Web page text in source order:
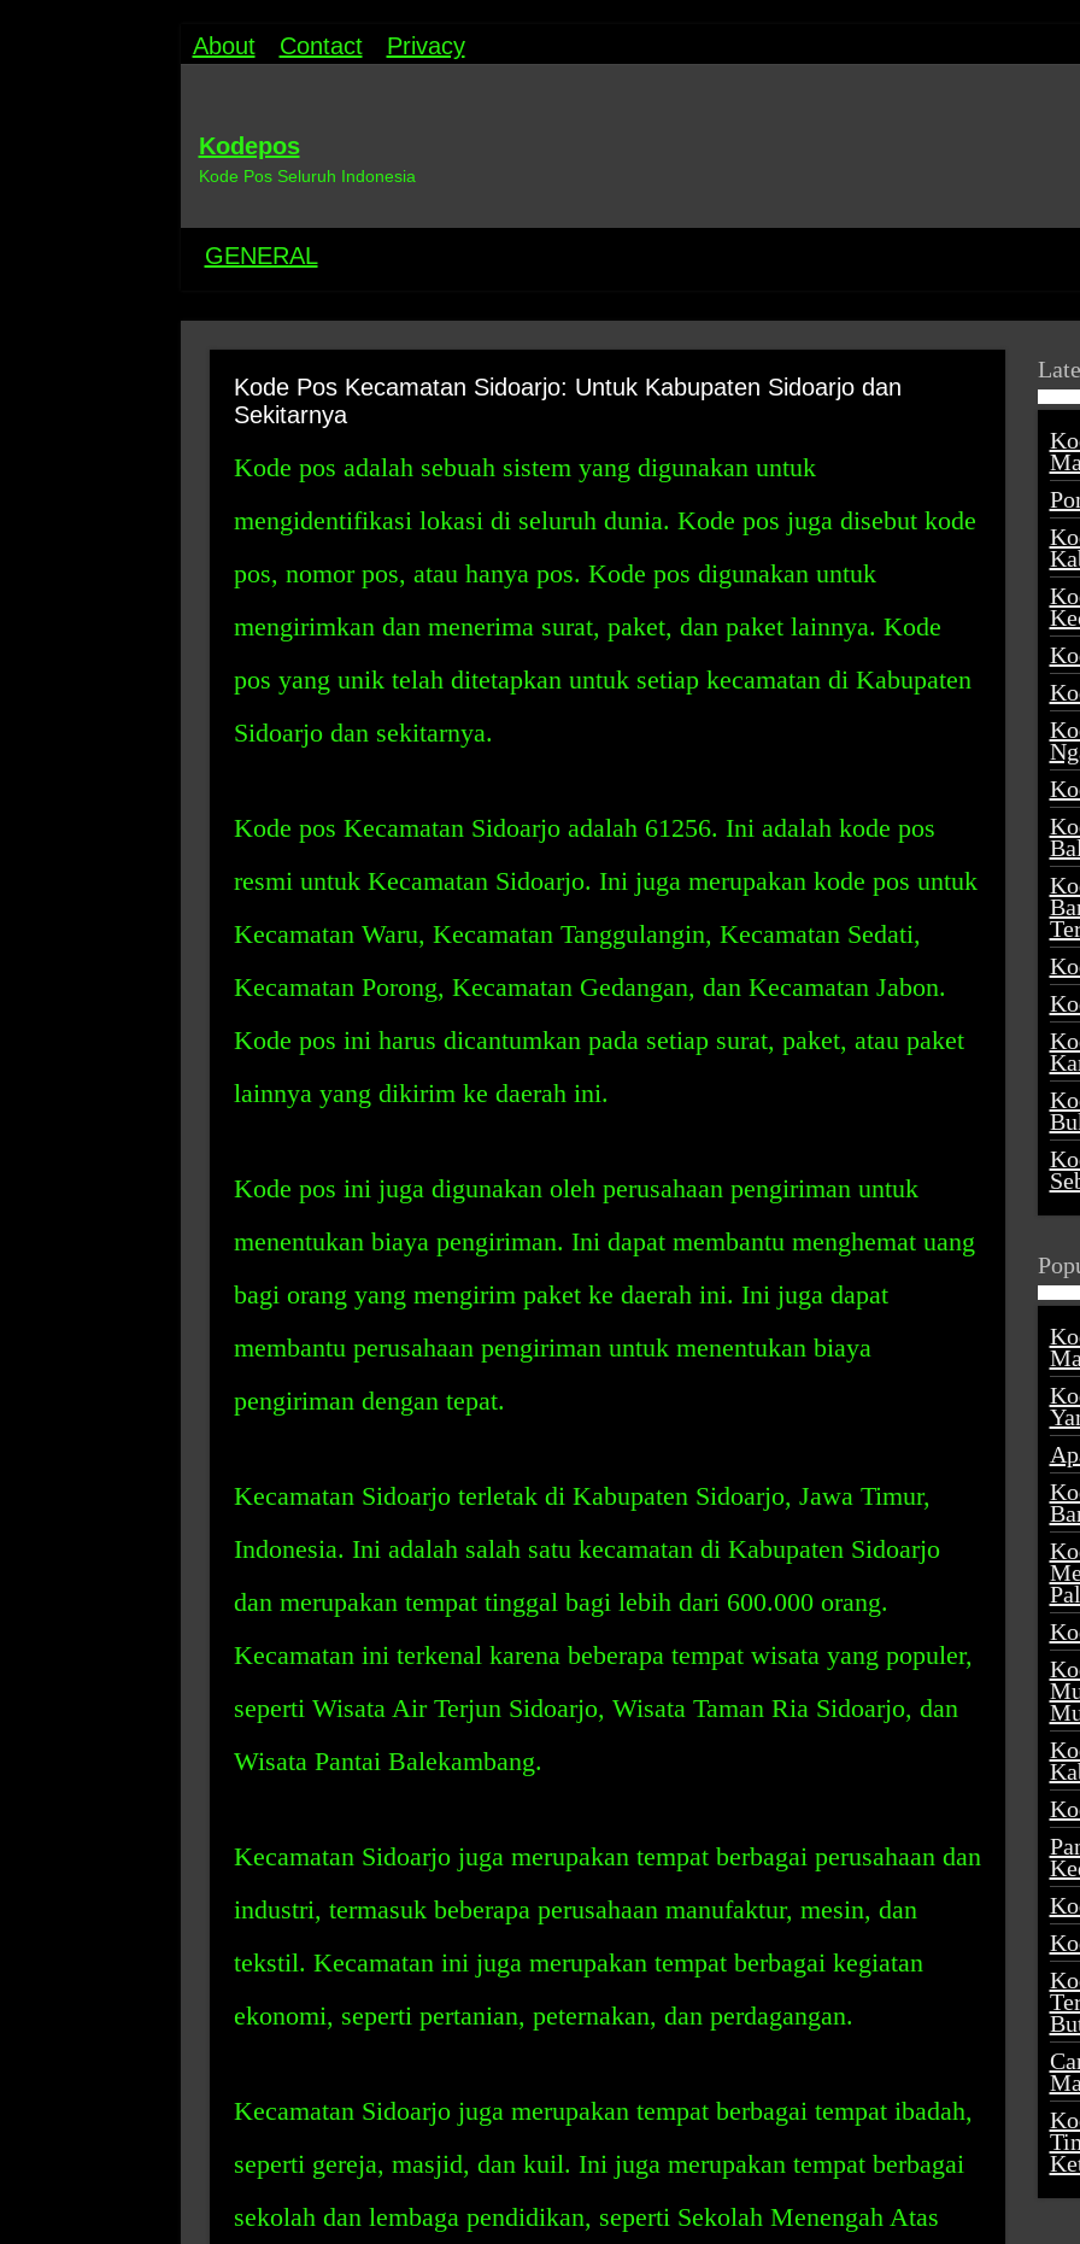
About Contact Privacy
Kodepos
Kode Pos Seluruh Indonesia
GENERAL
Kode Pos Kecamatan Sidoarjo: Untuk Kabupaten Sidoarjo dan
Sekitarnya
Kode pos adalah sebuah sistem yang digunakan untuk
mengidentifikasi lokasi di seluruh dunia. Kode pos juga disebut kode
pos, nomor pos, atau hanya pos. Kode pos digunakan untuk
mengirimkan dan menerima surat, paket, dan paket lainnya. Kode
pos yang unik telah ditetapkan untuk setiap kecamatan di Kabupaten
Sidoarjo dan sekitarnya.
Kode pos Kecamatan Sidoarjo adalah 61256. Ini adalah kode pos
resmi untuk Kecamatan Sidoarjo. Ini juga merupakan kode pos untuk
Kecamatan Waru, Kecamatan Tanggulangin, Kecamatan Sedati,
Kecamatan Porong, Kecamatan Gedangan, dan Kecamatan Jabon.
Kode pos ini harus dicantumkan pada setiap surat, paket, atau paket
lainnya yang dikirim ke daerah ini.
Kode pos ini juga digunakan oleh perusahaan pengiriman untuk
menentukan biaya pengiriman. Ini dapat membantu menghemat uang
bagi orang yang mengirim paket ke daerah ini. Ini juga dapat
membantu perusahaan pengiriman untuk menentukan biaya
pengiriman dengan tepat.
Kecamatan Sidoarjo terletak di Kabupaten Sidoarjo, Jawa Timur,
Indonesia. Ini adalah salah satu kecamatan di Kabupaten Sidoarjo
dan merupakan tempat tinggal bagi lebih dari 600.000 orang.
Kecamatan ini terkenal karena beberapa tempat wisata yang populer,
seperti Wisata Air Terjun Sidoarjo, Wisata Taman Ria Sidoarjo, dan
Wisata Pantai Balekambang.
Kecamatan Sidoarjo juga merupakan tempat berbagai perusahaan dan
industri, termasuk beberapa perusahaan manufaktur, mesin, dan
tekstil. Kecamatan ini juga merupakan tempat berbagai kegiatan
ekonomi, seperti pertanian, peternakan, dan perdagangan.
Kecamatan Sidoarjo juga merupakan tempat berbagai tempat ibadah,
seperti gereja, masjid, dan kuil. Ini juga merupakan tempat berbagai
sekolah dan lembaga pendidikan, seperti Sekolah Menengah Atas